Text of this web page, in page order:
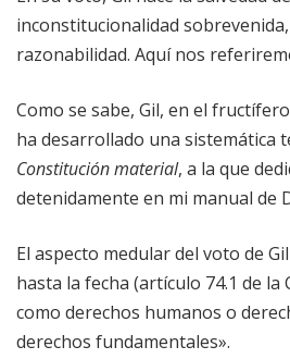
inconstitucionalidad
razonabilidad. Aquí nos
Como se sabe, Gil, en el
ha desarrollado una sistemática
Constitución material, a la que
detenidamente en mi manual de
El aspecto medular del voto de
hasta la fecha (artículo 74.1 de
como derechos humanos o
derechos fundamentales».